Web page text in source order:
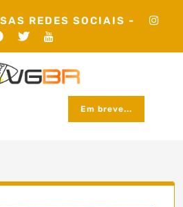
REDES SOCIAIS -
Em breve...